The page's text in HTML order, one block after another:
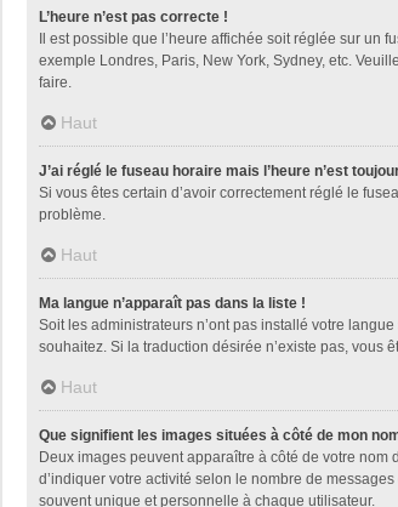
L’heure n’est pas correcte !
Il est possible que l’heure affichée soit réglée sur un
exemple Londres, Paris, New York, Sydney, etc.
faire.
Haut
J’ai réglé le fuseau horaire mais l’heure n’est
Si vous êtes certain d’avoir correctement réglé le
problème.
Haut
Ma langue n’apparaît pas dans la liste !
Soit les administrateurs n’ont pas installé votre
souhaitez. Si la traduction désirée n’existe pas, vous
Haut
Que signifient les images situées à côté de mon
Deux images peuvent apparaître à côté de votre
d’indiquer votre activité selon le nombre de
souvent unique et personnelle à chaque utilisateur.